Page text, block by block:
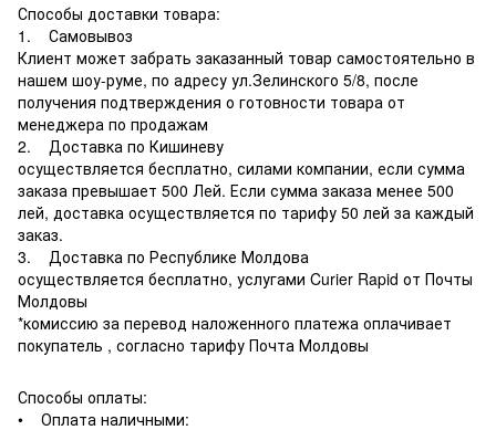
Способы доставки товара:
1. Самовывоз
Клиент может забрать заказанный товар самостоятельно в
нашем шоу-руме, по адресу ул.Зелинского 5/8, после
получения подтверждения о готовности товара от
менеджера по продажам
2. Доставка по Кишиневу
осуществляется бесплатно, силами компании, если сумма
заказа превышает 500 Лей. Если сумма заказа менее 500
лей, доставка осуществляется по тарифу 50 лей за каждый
заказ.
3. Доставка по Республике Молдова
осуществляется бесплатно, услугами Curier Rapid от Почты
Молдовы
*комиссию за перевод наложенного платежа оплачивает
покупатель , согласно тарифу Почта Молдовы
Способы оплаты:
• Оплата наличными: